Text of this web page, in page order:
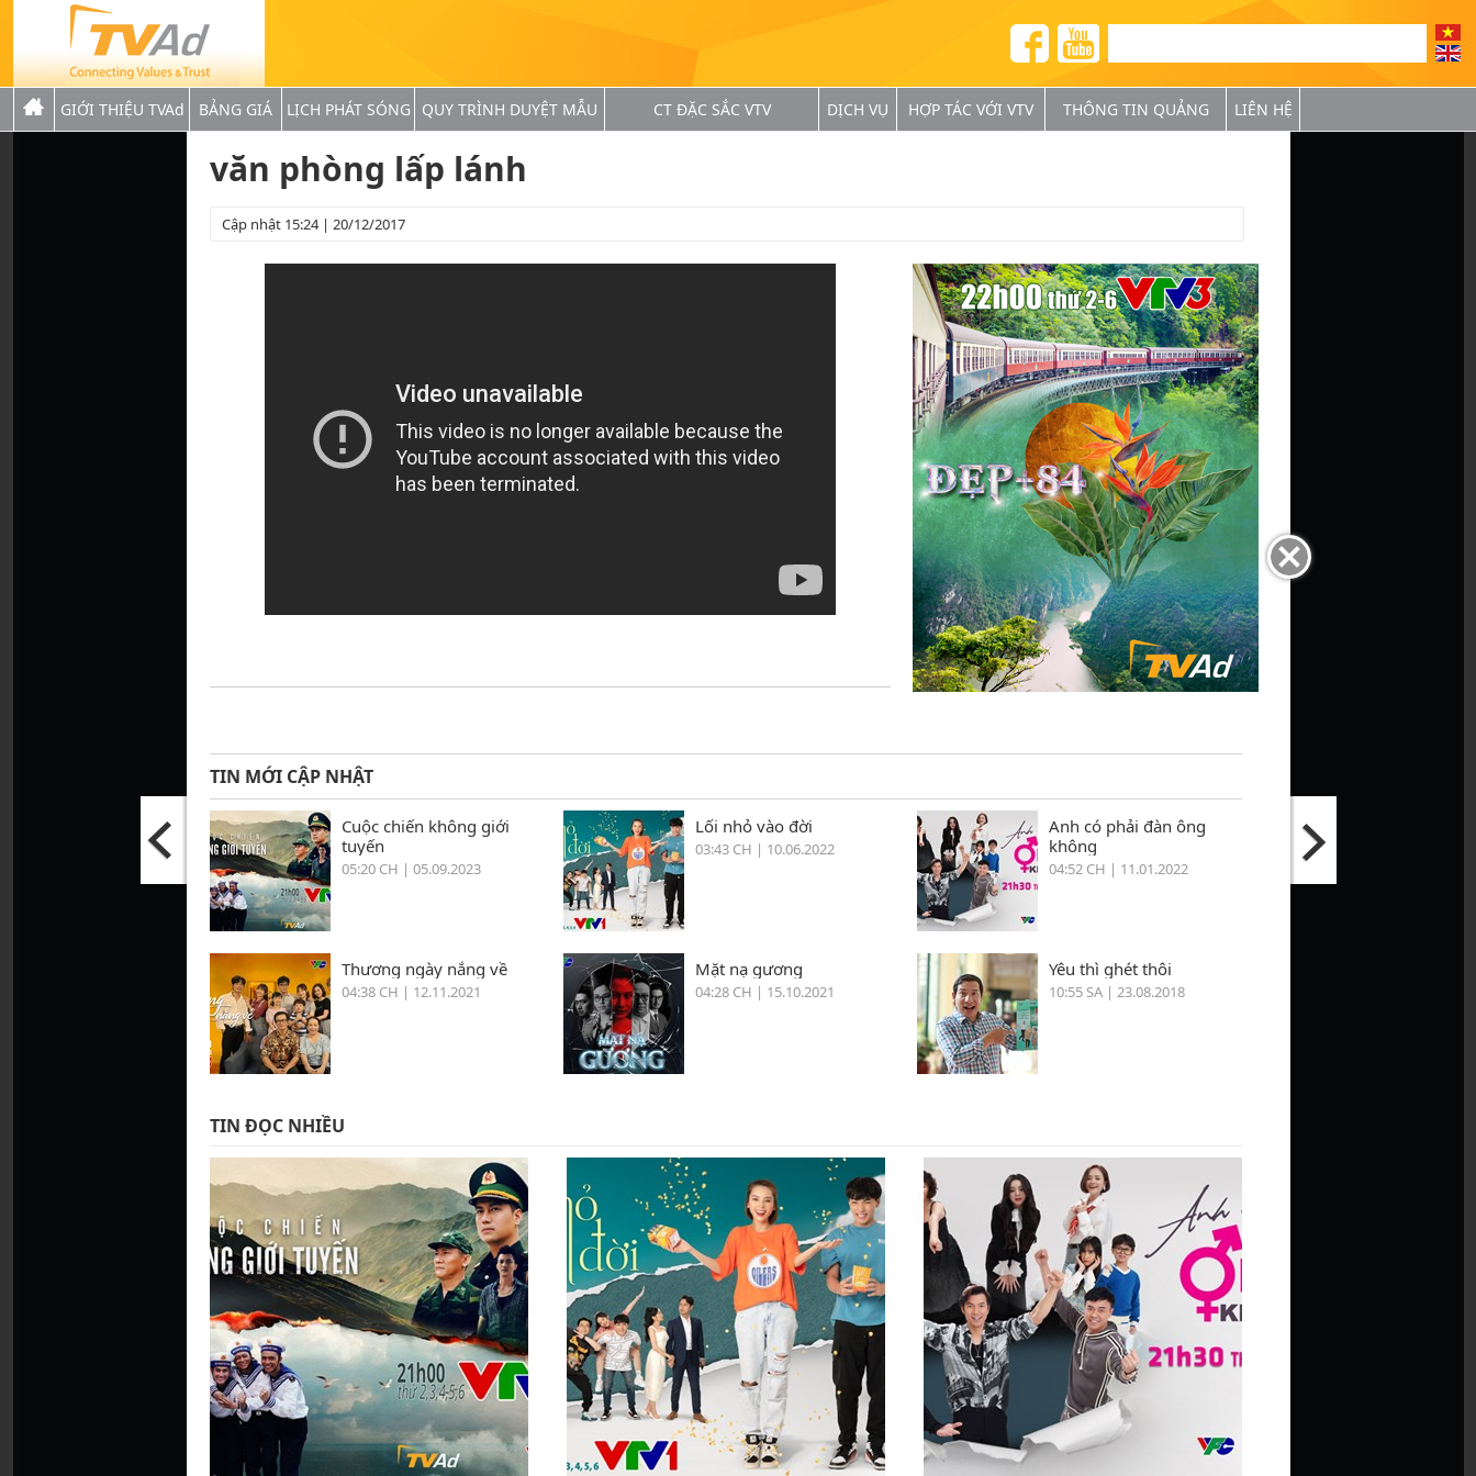
GIỚI THIỆU TVAd BẢNG GIÁ LỊCH PHÁT SÓNG QUY TRÌNH DUYỆT MẪU CT ĐẶC SẮC VTV DỊCH VỤ HỢP TÁC VỚI VTV THÔNG TIN QUẢNG LIÊN HỆ
văn phòng lấp lánh
Cập nhật 15:24 | 20/12/2017
TIN MỚI CẬP NHẬT
Cuộc chiến không giới
tuyến
05:20 CH | 05.09.2023
Lối nhỏ vào đời
03:43 CH | 10.06.2022
Anh có phải đàn ông
không
04:52 CH | 11.01.2022
Thương ngày nắng về
04:38 CH | 12.11.2021
Mặt nạ gương
04:28 CH | 15.10.2021
Yêu thì ghét thôi
10:55 SA | 23.08.2018
TIN ĐỌC NHIỀU